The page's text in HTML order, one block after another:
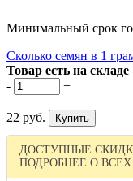
Минимальный срок
Сколько семян в 1
Товар есть на складе
-
+
22 руб.
ДОСТУПНЫЕ
ПОДРОБНЕЕ О